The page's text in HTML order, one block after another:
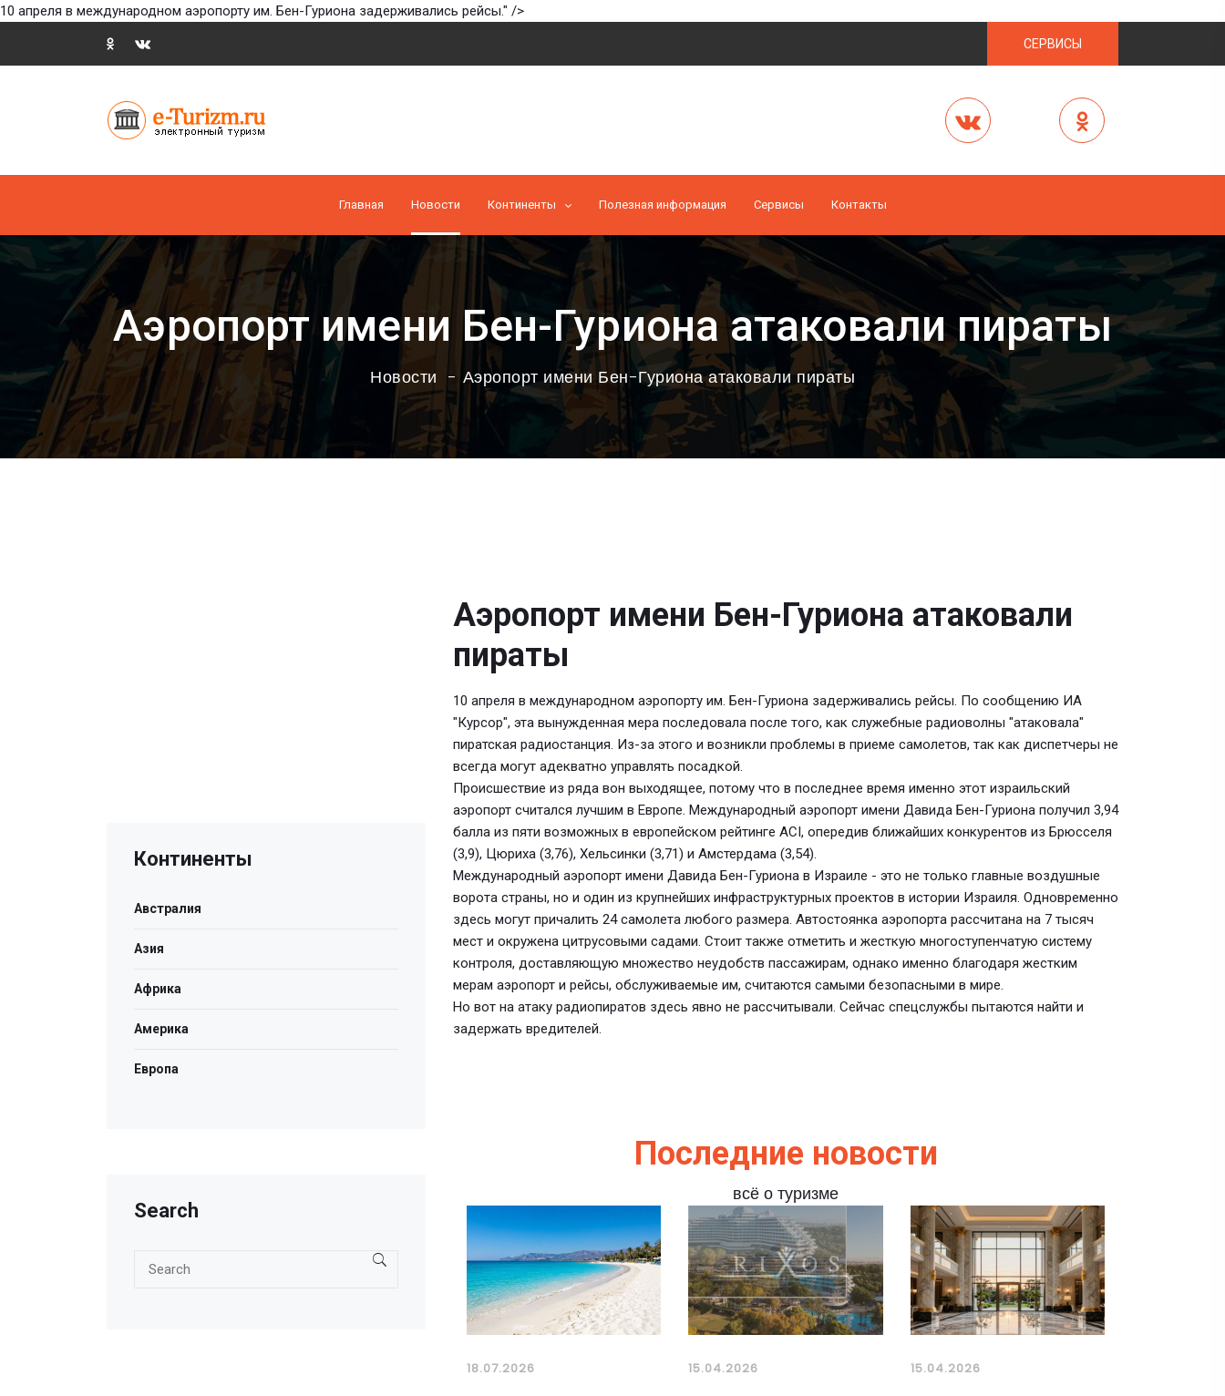
10 апреля в международном аэропорту им. Бен-Гуриона задерживались рейсы." />
СЕРВИСЫ
Главная Новости Континенты Полезная информация Cервисы Контакты
Аэропорт имени Бен-Гуриона атаковали пираты
Новости Аэропорт имени Бен-Гуриона атаковали пираты
Аэропорт имени Бен-Гуриона атаковали
пираты
10 апреля в международном аэропорту им. Бен-Гуриона задерживались рейсы. По сообщению ИА
"Курсор", эта вынужденная мера последовала после того, как служебные радиоволны "атаковала"
пиратская радиостанция. Из-за этого и возникли проблемы в приеме самолетов, так как диспетчеры не
всегда могут адекватно управлять посадкой.
Происшествие из ряда вон выходящее, потому что в последнее время именно этот израильский
аэропорт считался лучшим в Европе. Международный аэропорт имени Давида Бен-Гуриона получил 3,94
балла из пяти возможных в европейском рейтинге ACI, опередив ближайших конкурентов из Брюсселя
(3,9), Цюриха (3,76), Хельсинки (3,71) и Амстердама (3,54).
Международный аэропорт имени Давида Бен-Гуриона в Израиле - это не только главные воздушные
ворота страны, но и один из крупнейших инфраструктурных проектов в истории Израиля. Одновременно
здесь могут причалить 24 самолета любого размера. Автостоянка аэропорта рассчитана на 7 тысяч
мест и окружена цитрусовыми садами. Стоит также отметить и жесткую многоступенчатую систему
контроля, доставляющую множество неудобств пассажирам, однако именно благодаря жестким
мерам аэропорт и рейсы, обслуживаемые им, считаются самыми безопасными в мире.
Но вот на атаку радиопиратов здесь явно не рассчитывали. Сейчас спецслужбы пытаются найти и
задержать вредителей.
Последние новости
всё о туризме
18.07.2026 15.04.2026 15.04.2026
Континенты
Австралия
Азия
Африка
Америка
Европа
Search